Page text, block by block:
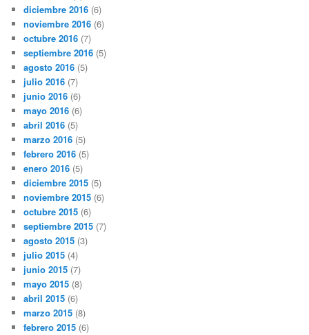
diciembre 2016 (6)
noviembre 2016 (6)
octubre 2016 (7)
septiembre 2016 (5)
agosto 2016 (5)
julio 2016 (7)
junio 2016 (6)
mayo 2016 (6)
abril 2016 (5)
marzo 2016 (5)
febrero 2016 (5)
enero 2016 (5)
diciembre 2015 (5)
noviembre 2015 (6)
octubre 2015 (6)
septiembre 2015 (7)
agosto 2015 (3)
julio 2015 (4)
junio 2015 (7)
mayo 2015 (8)
abril 2015 (6)
marzo 2015 (8)
febrero 2015 (6)